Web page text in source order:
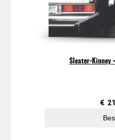
Sleater-Kinney
€